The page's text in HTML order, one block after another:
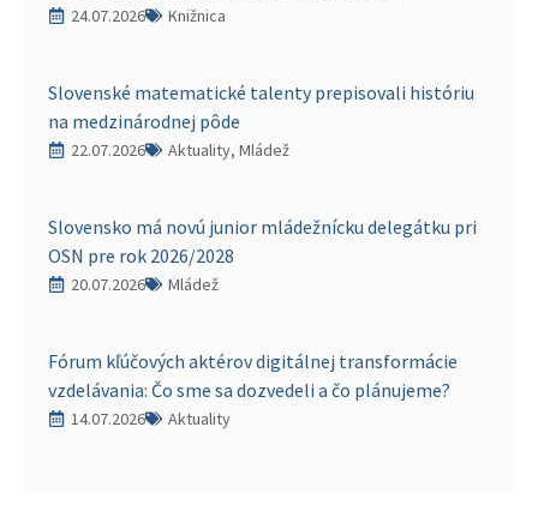
24.07.2026 Knižnica
Slovenské matematické talenty prepisovali históriu
na medzinárodnej pôde
22.07.2026 Aktuality, Mládež
Slovensko má novú junior mládežnícku delegátku pri
OSN pre rok 2026/2028
20.07.2026 Mládež
Fórum kľúčových aktérov digitálnej transformácie
vzdelávania: Čo sme sa dozvedeli a čo plánujeme?
14.07.2026 Aktuality